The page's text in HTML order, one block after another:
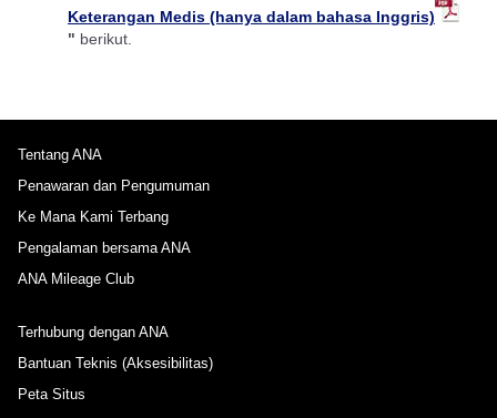
Keterangan Medis (hanya dalam bahasa Inggris)
" berikut.
Tentang ANA
Penawaran dan Pengumuman
Ke Mana Kami Terbang
Pengalaman bersama ANA
ANA Mileage Club
Terhubung dengan ANA
Bantuan Teknis (Aksesibilitas)
Peta Situs